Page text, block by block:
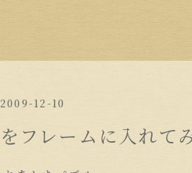
2009-12-10
フレームに入れて